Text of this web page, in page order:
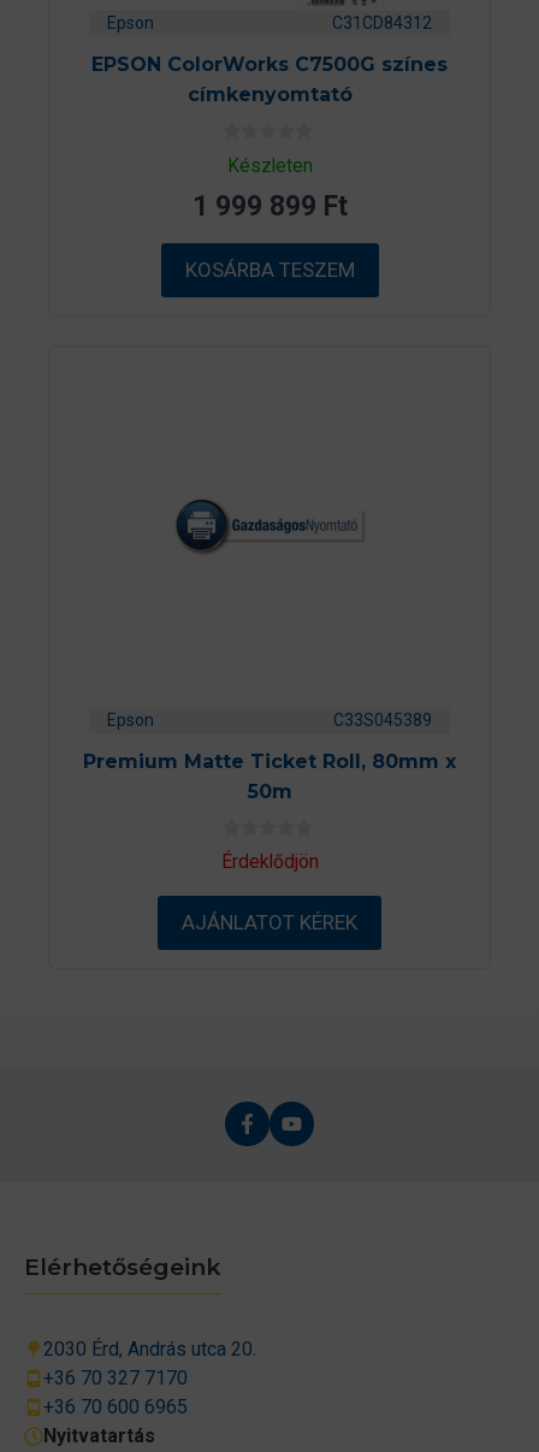
Epson C31CD84312
EPSON ColorWorks C7500G színes
címkenyomtató
0
a
5
b
ő
l
Készleten
1 999 899 Ft
KOSÁRBA TESZEM
Epson C33S045389
Premium Matte Ticket Roll, 80mm x
50m
0
a
-
ő
Érdeklődjön
AJÁNLATOT KÉREK
Elérhetőségeink
2030 Érd, András utca 20.
+36 70 327 7170
+36 70 600 6965
Nyitvatartás